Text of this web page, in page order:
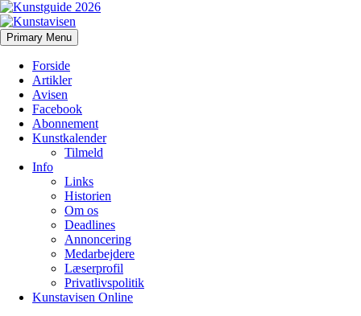
Kunstavisen
Search
Primary Menu Skip
to
Forside
Artikler
Avisen
Facebook
Abonnement
Kunstkalender
Tilmeld
Info
Links
Historien
Om os
Deadlines
Annoncering
Medarbejdere
Læserprofil
Privatlivspolitik
Kunstavisen Online